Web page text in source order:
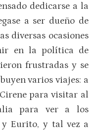
dedicarse a la
a ser dueño de
diversas ocasiones
en la política de
frustradas y se
varios viajes: a
para visitar al
para ver a los
Eurito, y tal vez a